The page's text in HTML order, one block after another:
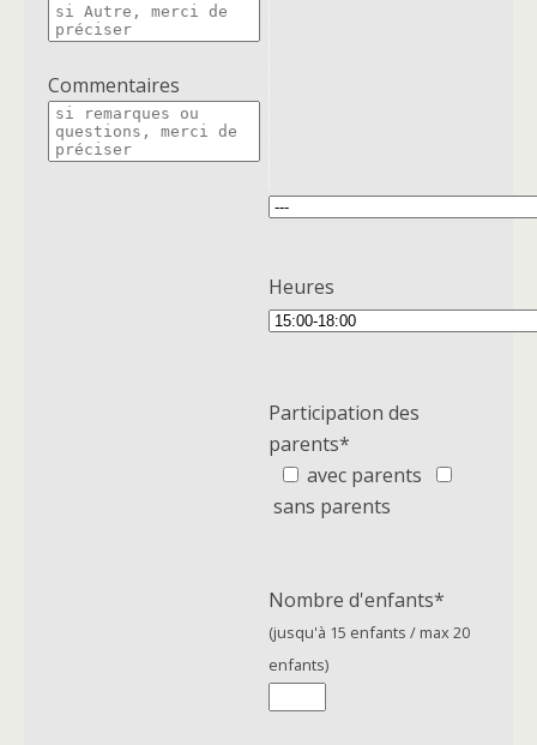
Commentaires
Heures
Participation des
parents*
avec parents
sans parents
Nombre d'enfants*
(jusqu'à 15 enfants / max 20
enfants)